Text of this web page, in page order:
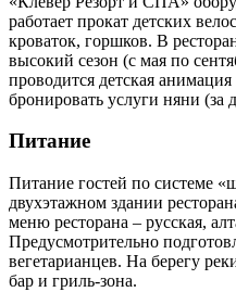
работает прокат детских
кроваток, горшков. В
высокий сезон (с мая по
проводится детская
бронировать услуги няни (за
Питание
Питание гостей по системе
двухэтажном здании
меню ресторана – русская,
Предусмотрительно
вегетарианцев. На берегу
бар и гриль-зона.